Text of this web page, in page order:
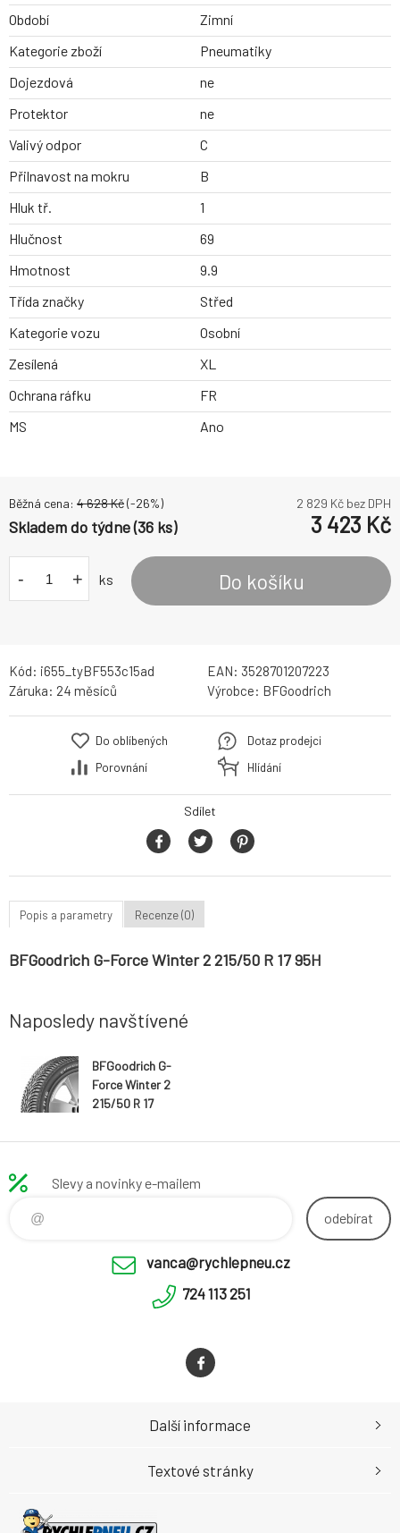
Období
Zimní
Kategorie zboží
Pneumatiky
Dojezdová
ne
Protektor
ne
Valivý odpor
C
Přilnavost na mokru
B
Hluk tř.
1
Hlučnost
69
Hmotnost
9.9
Třída značky
Střed
Kategorie vozu
Osobní
Zesílená
XL
Ochrana ráfku
FR
MS
Ano
Běžná cena: 4 628Kč(-26%) 2 829 Kč bez DPH
Skladem do týdne (36 ks) 3 423 Kč
- + ks Do košíku
Kód: i655_tyBF553c15ad EAN: 3528701207223
Záruka: 24 měsíců Výrobce: BFGoodrich
Do oblíbených
Porovnání
Dotaz prodejci
Hlídání
Sdílet
Popis a parametry Recenze (0)
BFGoodrich G-Force Winter 2 215/50 R 17 95H
Naposledy navštívené
BFGoodrich G-
Force Winter 2
215/50 R 17
Slevy a novinky e-mailem
odebírat
vanca@rychlepneu.cz
724 113 251
Další informace
Textové stránky